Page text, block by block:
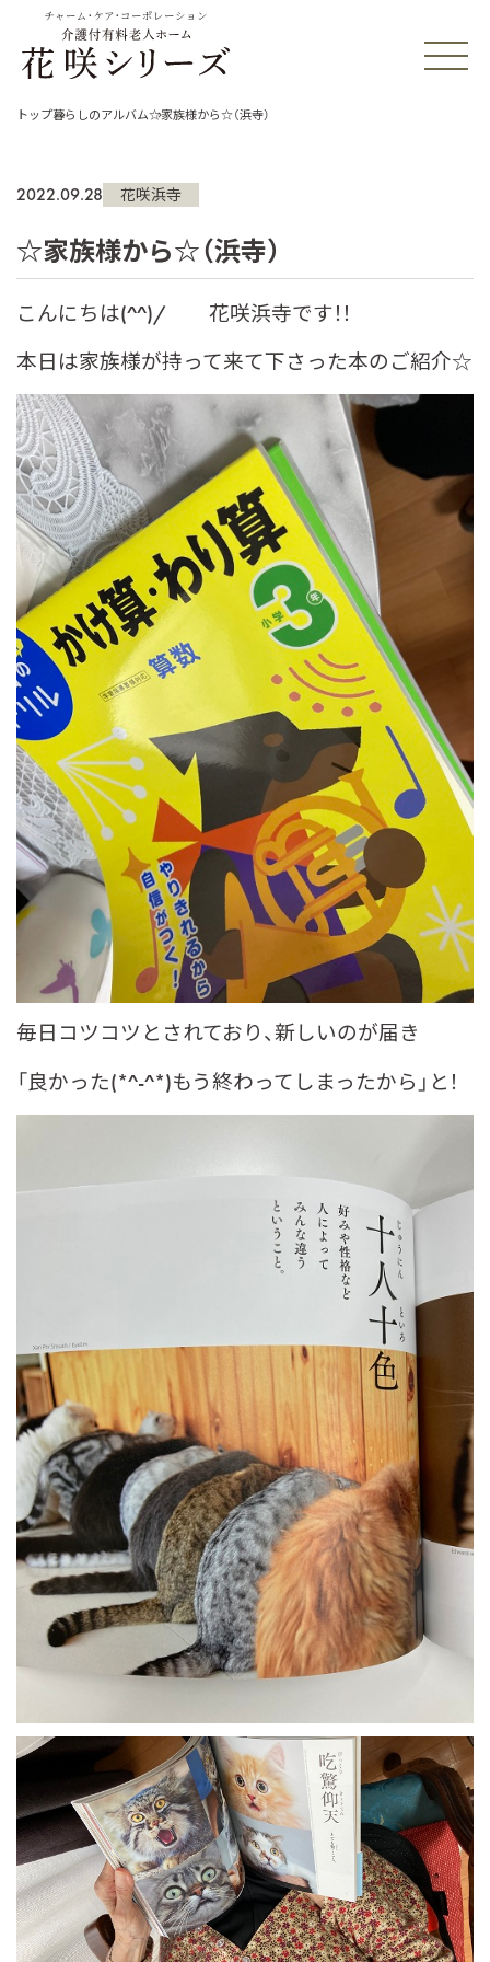
チャーム・ケア・コーポレーション
トップ暮らしのアルバム☆家族様から☆（浜寺）
2022.09.28 花咲浜寺
☆家族様から☆（浜寺）
こんにちは(^^)/ 花咲浜寺です！！
本日は家族様が持って来て下さった本のご紹介☆
毎日コツコツとされており、新しいのが届き
「良かった(*^-^*)もう終わってしまったから」と！